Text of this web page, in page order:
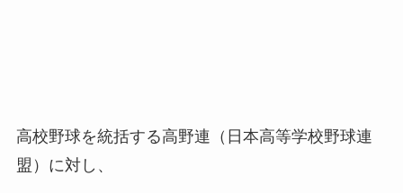
高校野球を統括する高野連（日本高等学校野球連
盟）に対し、